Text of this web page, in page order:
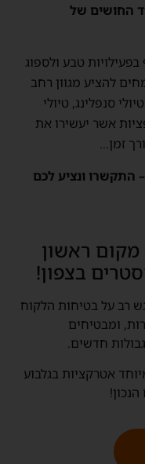
החושים של
טבע ולספוג
להציע מגוון רחב
סנפלינג, טיולי
אשר יעשירו את
זמן…
התקשרו ונציע לכם
מקום ראשון
בצפון!
רב על בטיחות הלקוח
ומבטיחים
חדשים.
אטרקציות בגלבוע